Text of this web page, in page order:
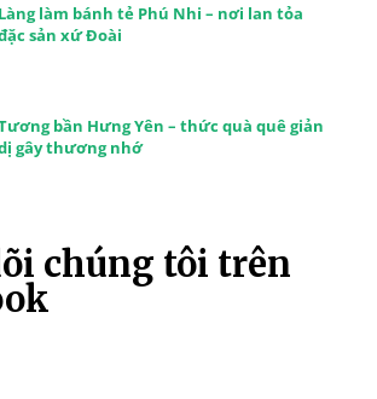
Làng làm bánh tẻ Phú Nhi – nơi lan tỏa
sản xứ Đoài
bần Hưng Yên – thức quà quê giản
gây thương nhớ
chúng tôi trên